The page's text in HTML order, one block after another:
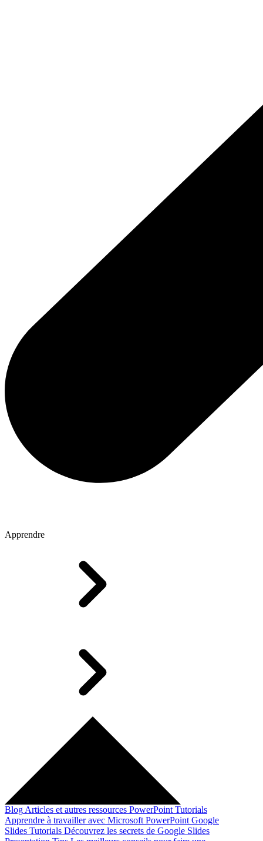
Apprendre
Blog Articles et autres ressources PowerPoint Tutorials
Apprendre à travailler avec Microsoft PowerPoint Google
Slides Tutorials Découvrez les secrets de Google Slides